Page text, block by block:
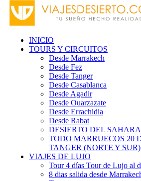
INICIO
TOURS Y CIRCUITOS
Desde Marrakech
Desde Fez
Desde Tanger
Desde Casablanca
Desde Agadir
Desde Ouarzazate
Desde Errachidia
Desde Rabat
DESIERTO DEL SAHARA
TODO MARRUECOS 20
TANGER (NORTE Y SUR)
VIAJES DE LUJO
Tour 4 días Tour de Lujo al
8 dias salida desde